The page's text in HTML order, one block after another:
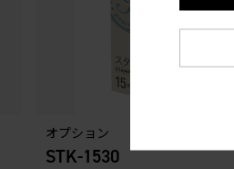
オプション
STK-1530